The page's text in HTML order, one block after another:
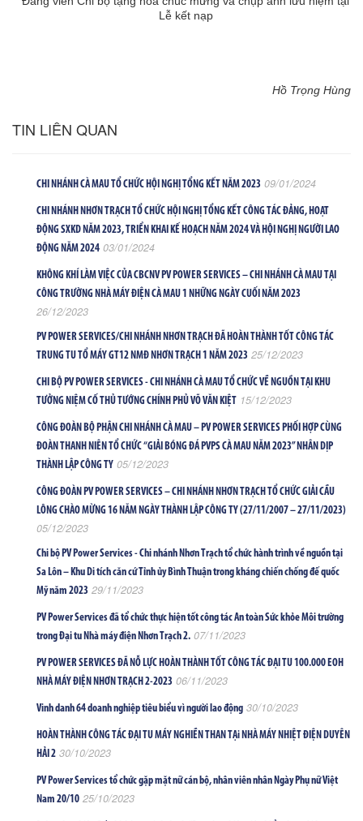
Lễ kết nạp
Hồ Trọng Hùng
TIN LIÊN QUAN
CHI NHÁNH CÀ MAU TỔ CHỨC HỘI NGHỊ TỔNG KẾT NĂM 2023 09/01/2024
CHI NHÁNH NHƠN TRẠCH TỔ CHỨC HỘI NGHỊ TỔNG KẾT CÔNG TÁC ĐẢNG, HOẠT
ĐỘNG SXKD NĂM 2023, TRIỂN KHAI KẾ HOẠCH NĂM 2024 VÀ HỘI NGHỊ NGƯỜI LAO
ĐỘNG NĂM 2024 03/01/2024
KHÔNG KHÍ LÀM VIỆC CỦA CBCNV PV POWER SERVICES – CHI NHÁNH CÀ MAU TẠI
CÔNG TRƯỜNG NHÀ MÁY ĐIỆN CÀ MAU 1 NHỮNG NGÀY CUỐI NĂM 2023
26/12/2023
PV POWER SERVICES/CHI NHÁNH NHƠN TRẠCH ĐÃ HOÀN THÀNH TỐT CÔNG TÁC
TRUNG TU TỔ MÁY GT12 NMĐ NHƠN TRẠCH 1 NĂM 2023 25/12/2023
CHI BỘ PV POWER SERVICES - CHI NHÁNH CÀ MAU TỔ CHỨC VỀ NGUỒN TẠI KHU
TƯỞNG NIỆM CỐ THỦ TƯỚNG CHÍNH PHỦ VÕ VĂN KIỆT 15/12/2023
CÔNG ĐOÀN BỘ PHẬN CHI NHÁNH CÀ MAU – PV POWER SERVICES PHỐI HỢP CÙNG
ĐOÀN THANH NIÊN TỔ CHỨC “GIẢI BÓNG ĐÁ PVPS CÀ MAU NĂM 2023” NHÂN DỊP
THÀNH LẬP CÔNG TY 05/12/2023
CÔNG ĐOÀN PV POWER SERVICES – CHI NHÁNH NHƠN TRẠCH TỔ CHỨC GIẢI CẦU
LÔNG CHÀO MỪNG 16 NĂM NGÀY THÀNH LẬP CÔNG TY (27/11/2007 – 27/11/2023)
05/12/2023
Chi bộ PV Power Services - Chi nhánh Nhơn Trạch tổ chức hành trình về nguồn tại
Sa Lôn – Khu Di tích căn cứ Tỉnh ủy Bình Thuận trong kháng chiến chống đế quốc
Mỹ năm 2023 29/11/2023
PV Power Services đã tổ chức thực hiện tốt công tác An toàn Sức khỏe Môi trường
trong Đại tu Nhà máy điện Nhơn Trạch 2. 07/11/2023
PV POWER SERVICES ĐÃ NỖ LỰC HOÀN THÀNH TỐT CÔNG TÁC ĐẠI TU 100.000 EOH
NHÀ MÁY ĐIỆN NHƠN TRẠCH 2-2023 06/11/2023
Vinh danh 64 doanh nghiệp tiêu biểu vì người lao động 30/10/2023
HOÀN THÀNH CÔNG TÁC ĐẠI TU MÁY NGHIỀN THAN TẠi NHÀ MÁY NHIỆT ĐIỆN DUYÊN
HẢI 2 30/10/2023
PV Power Services tổ chức gặp mặt nữ cán bộ, nhân viên nhân Ngày Phụ nữ Việt
Nam 20/10 25/10/2023